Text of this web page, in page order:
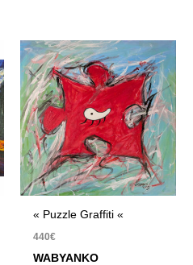
« Puzzle Graffiti «
440€
WABYANKO